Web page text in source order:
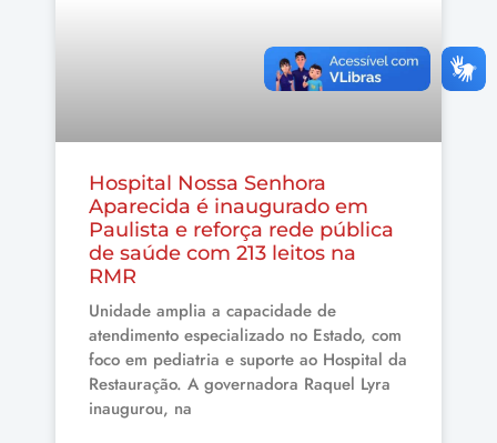
Hospital Nossa Senhora
Aparecida é inaugurado em
Paulista e reforça rede pública
de saúde com 213 leitos na
RMR
Unidade amplia a capacidade de
atendimento especializado no Estado, com
foco em pediatria e suporte ao Hospital da
Restauração. A governadora Raquel Lyra
inaugurou, na